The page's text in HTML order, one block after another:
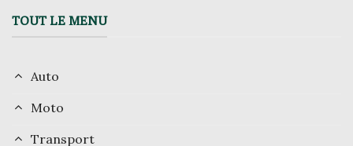
TOUT LE MENU
Auto
Moto
Transport